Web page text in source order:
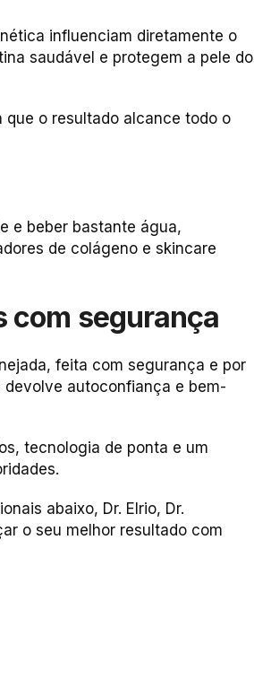
influenciam diretamente o
saudável e protegem a pele do
o resultado alcance todo o
e beber bastante água,
de colágeno e skincare
com segurança
feita com segurança e por
devolve autoconfiança e bem-
tecnologia de ponta e um
abaixo, Dr. Elrio, Dr.
o seu melhor resultado com